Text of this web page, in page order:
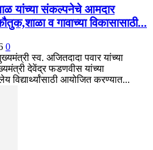
यांच्या संकल्पनेचे आमदार
व गावाच्या विकासासाठी...
0
स्व. अजितदादा पवार यांच्या
देवेंद्र फडणवीस यांच्या
विद्यार्थ्यांसाठी आयोजित करण्यात...